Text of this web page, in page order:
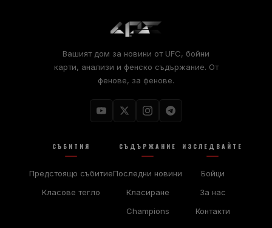
Вашият дом за новини от UFC, бойни
карти, анализи и фенско съдържание. От
фенове, за фенове.
СЪБИТИЯ
Предстоящо събитие
Класове тегло
СЪДЪРЖАНИЕ
Последни новини
Класиране
Champions
ИЗСЛЕДВАЙТЕ
Бойци
За нас
Контакти